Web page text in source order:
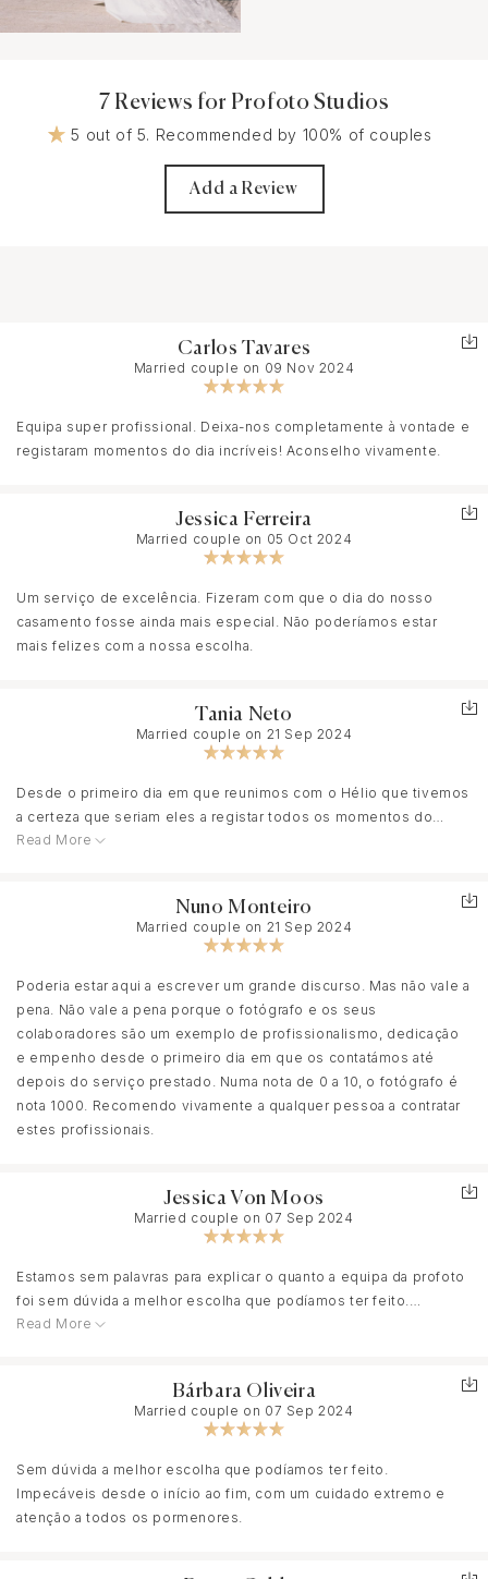
7 Reviews for Profoto Studios
5 out of 5. Recommended by 100% of couples
Add a Review
Carlos Tavares
Married couple on 09 Nov 2024
Equipa super profissional. Deixa-nos completamente à vontade e
registaram momentos do dia incríveis! Aconselho vivamente.
Jessica Ferreira
Married couple on 05 Oct 2024
Um serviço de excelência. Fizeram com que o dia do nosso
casamento fosse ainda mais especial. Não poderíamos estar
mais felizes com a nossa escolha.
Tania Neto
Married couple on 21 Sep 2024
Desde o primeiro dia em que reunimos com o Hélio que tivemos
a certeza que seriam eles a registar todos os momentos do
nosso grande dia. Profissionais sem medida, atenciosos,
Não podíamos estar mais felizes por esta escolha e temos a
eles o são.
Obrigada!!!
Read More
Nuno Monteiro
Married couple on 21 Sep 2024
Poderia estar aqui a escrever um grande discurso. Mas não vale a
pena. Não vale a pena porque o fotógrafo e os seus
colaboradores são um exemplo de profissionalismo, dedicação
e empenho desde o primeiro dia em que os contatámos até
depois do serviço prestado. Numa nota de 0 a 10, o fotógrafo é
nota 1000. Recomendo vivamente a qualquer pessoa a contratar
estes profissionais.
Jessica Von Moos
Married couple on 07 Sep 2024
Estamos sem palavras para explicar o quanto a equipa da profoto
foi sem dúvida a melhor escolha que podíamos ter feito.
Preparando o nosso casamento a distância vivendo na França o
E não temos que dizer, do primeiro contacto até ao nosso dia
eles foram fantásticos, atenciosos, do melhor que a gente podia
ter para nos acompanhar durante esse dia tão especial. Não sei
tanto ele representa tão bem as emoções que nós sentimos no
nosso casamento.
Read More
Bárbara Oliveira
Married couple on 07 Sep 2024
Sem dúvida a melhor escolha que podíamos ter feito.
Impecáveis desde o início ao fim, com um cuidado extremo e
atenção a todos os pormenores.